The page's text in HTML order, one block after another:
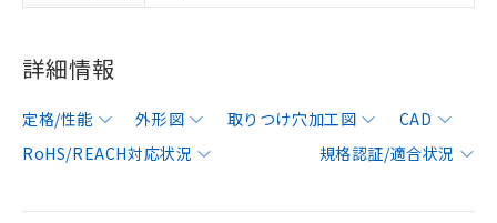
詳細情報
定格/性能 外形図 取りつけ穴加工図
CAD
RoHS/REACH対応状況
規格認証/適合状況